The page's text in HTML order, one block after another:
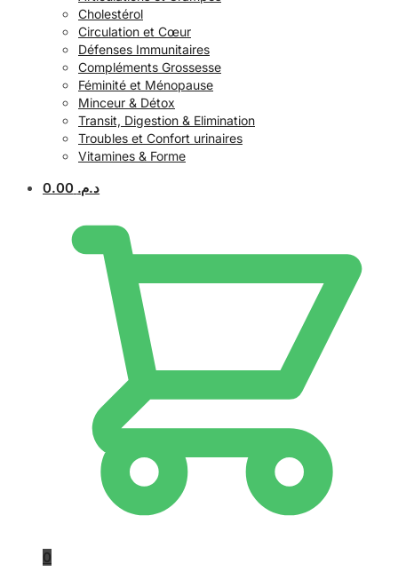
Cholestérol
Circulation et Cœur
Défenses Immunitaires
Compléments Grossesse
Féminité et Ménopause
Minceur & Détox
Transit, Digestion & Elimination
Troubles et Confort urinaires
Vitamines & Forme
د.م. 0.00
0